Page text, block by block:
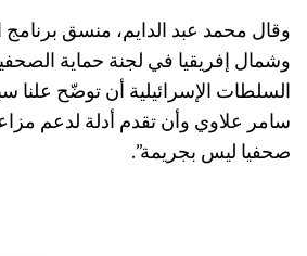
وقال محمد عبد الدايم، منسق
وشمال إفريقيا في لجنة حماية
السلطات الإسرائيلية أن توضّح علنا
سامر علاوي وأن تقدم أدلة لدعم
صحفيا ليس بجريمة”.